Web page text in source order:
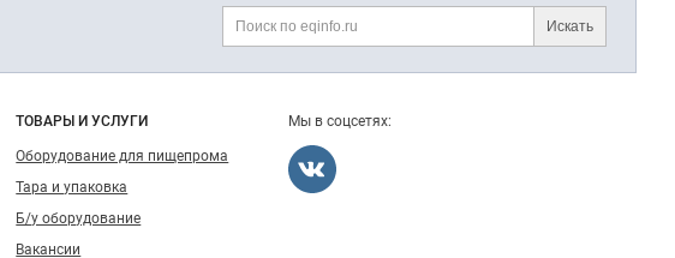
Искать
ТОВАРЫ И УСЛУГИ
Оборудование для пищепрома
Тара и упаковка
Б/у оборудование
Вакансии
Мы в соцсетях: